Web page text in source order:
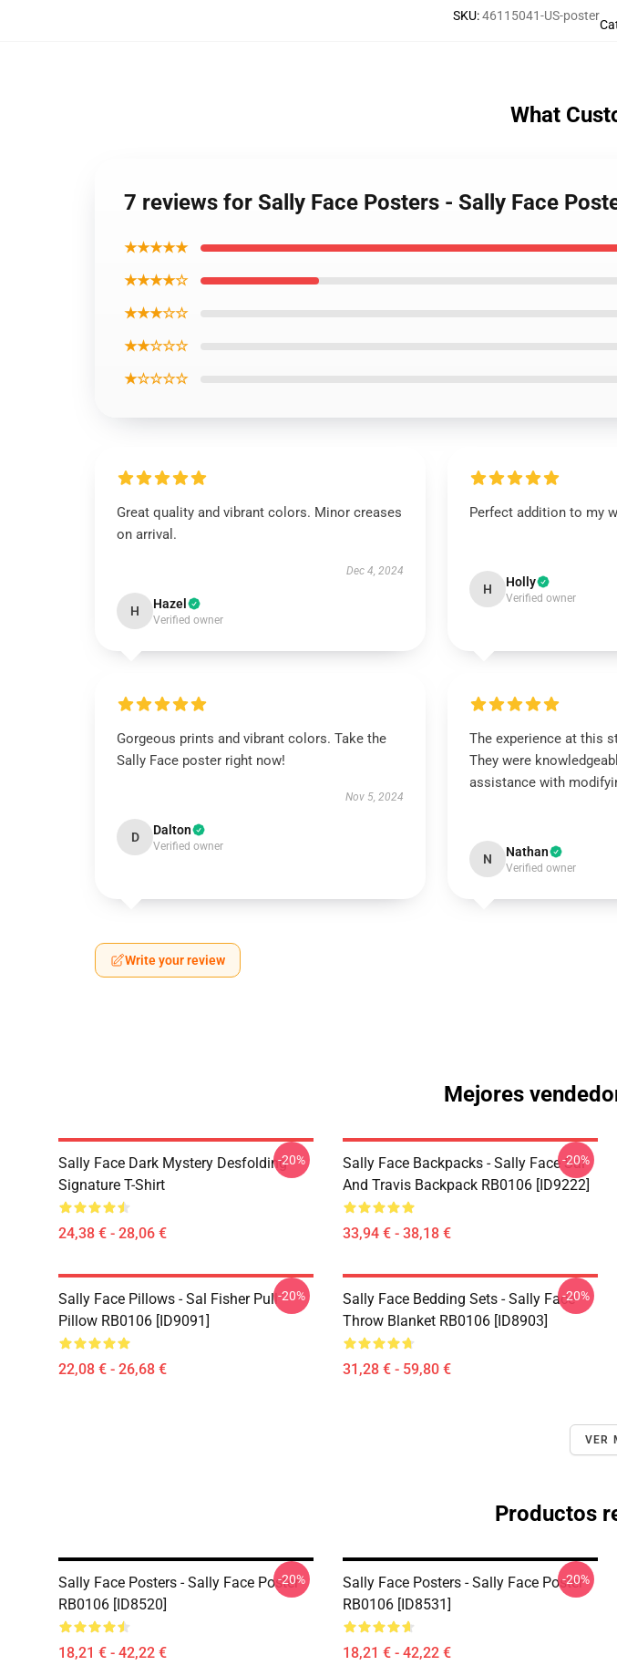
SKU:46115041-US-poster
What
7 reviews for Sally Face Posters - Sally Face
★★★★★
★★★★☆
★★★☆☆
★★☆☆☆
★☆☆☆☆
Great quality and vibrant colors. Minor creases
on arrival.
Dec 4, 2024
H Hazel
Verified owner
Perfect addition to my
H Holly
Verified owner
Gorgeous prints and vibrant colors. Take the
Sally Face poster right now!
Nov 5, 2024
D Dalton
Verified owner
The experience at this
They were
assistance with
N Nathan
Verified owner
Write your review
Mejores
Sally Face Dark Mystery Desfolding
Signature T-Shirt
24,38 € - 28,06 €
-20%
Sally Face Backpacks - Sally Face Sal
And Travis Backpack RB0106 [ID9222]
33,94 € - 38,18 €
-20%
Sally Face Pillows - Sal Fisher Pull
Pillow RB0106 [ID9091]
22,08 € - 26,68 €
-20%
Sally Face Bedding Sets - Sally Face
Throw Blanket RB0106 [ID8903]
31,28 € - 59,80 €
-20%
VER
Productos
Sally Face Posters - Sally Face Poster
RB0106 [ID8520]
18,21 € - 42,22 €
-20%
Sally Face Posters - Sally Face Poster
RB0106 [ID8531]
18,21 € - 42,22 €
-20%